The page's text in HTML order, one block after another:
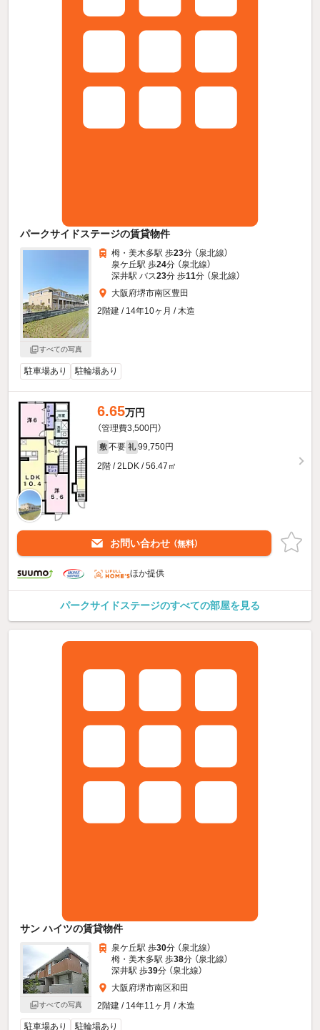
パークサイドステージの賃貸物件
すべての写真
栂・美木多駅 歩23分 （泉北線）
泉ケ丘駅 歩24分 （泉北線）
深井駅 バス23分 歩11分 （泉北線）
大阪府堺市南区豊田
2階建 / 14年10ヶ月 / 木造
駐車場あり 駐輪場あり
6.65万円
（管理費3,500円）
敷 不要 礼 99,750円
2階 / 2LDK / 56.47㎡
お問い合わせ （無料）
ほか提供
パークサイドステージのすべての部屋を見る
サン ハイツの賃貸物件
すべての写真
泉ケ丘駅 歩30分 （泉北線）
栂・美木多駅 歩38分 （泉北線）
深井駅 歩39分 （泉北線）
大阪府堺市南区和田
2階建 / 14年11ヶ月 / 木造
駐車場あり 駐輪場あり